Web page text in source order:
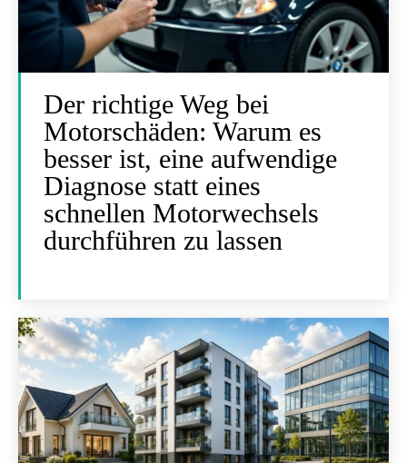
Der richtige Weg bei
Motorschäden: Warum es
besser ist, eine aufwendige
Diagnose statt eines
schnellen Motorwechsels
durchführen zu lassen